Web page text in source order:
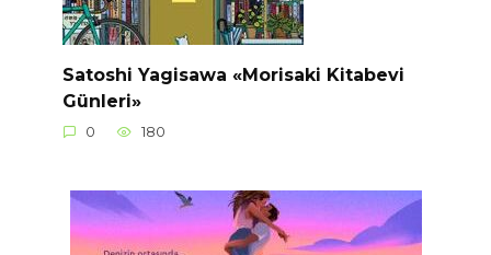
Satoshi Yagisawa «Morisaki Kitabevi
Günleri»
0 180